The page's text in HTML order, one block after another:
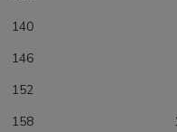
140
146
152
158